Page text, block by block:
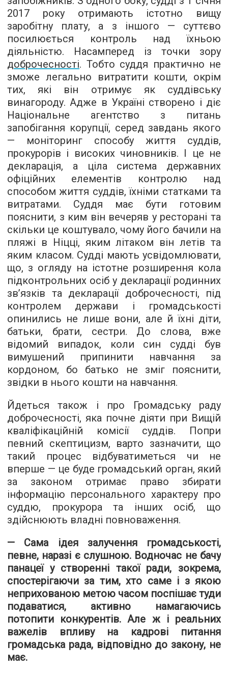
2017 року отримають істотно вищу
заробітну плату, а з іншого — суттєво
посилюється контроль над їхньою
діяльністю. Насамперед із точки зору
доброчесності. Тобто суддя практично не
зможе легально витратити кошти, окрім
тих, які він отримує як суддівську
винагороду. Адже в Україні створено і діє
Національне агентство з питань
запобігання корупції, серед завдань якого
— моніторинг способу життя суддів,
прокурорів і високих чиновників. І це не
декларація, а ціла система державних
офіційних елементів контролю над
способом життя суддів, їхніми статками та
витратами. Суддя має бути готовим
пояснити, з ким він вечеряв у ресторані та
скільки це коштувало, чому його бачили на
пляжі в Ніцці, яким літаком він летів та
яким класом. Судді мають усвідомлювати,
що, з огляду на істотне розширення кола
підконтрольних осіб у декларації родинних
зв’язків та декларації доброчесності, під
контролем держави і громадськості
опинились не лише вони, але й їхні діти,
батьки, брати, сестри. До слова, вже
відомий випадок, коли син судді був
вимушений припинити навчання за
кордоном, бо батько не зміг пояснити,
звідки в нього кошти на навчання.
Йдеться також і про Громадську раду
доброчесності, яка почне діяти при Вищій
кваліфікаційній комісії суддів. Попри
певний скептицизм, варто зазначити, що
такий процес відбуватиметься чи не
вперше — це буде громадський орган, який
за законом отримає право збирати
інформацію персонального характеру про
суддю, прокурора та інших осіб, що
здійснюють владні повноваження.
— Сама ідея залучення громадськості,
певне, наразі є слушною. Водночас не бачу
панацеї у створенні такої ради, зокрема,
спостерігаючи за тим, хто саме і з якою
неприхованою метою часом поспішає туди
подаватися, активно намагаючись
потопити конкурентів. Але ж і реальних
важелів впливу на кадрові питання
громадська рада, відповідно до закону, не
має.